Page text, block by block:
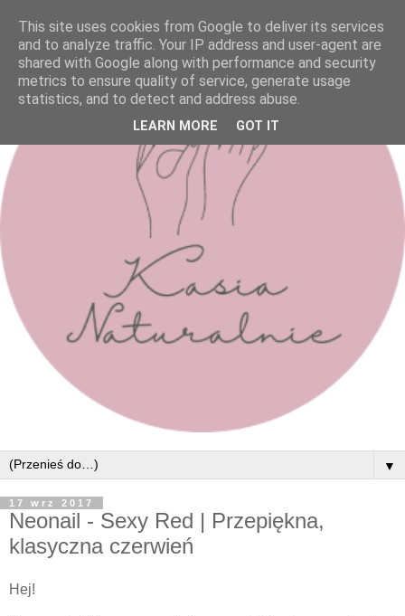
▼
17 wrz 2017
Neonail - Sexy Red | Przepiękna,
klasyczna czerwień
Hej!
This site uses cookies from Google to deliver its services
and to analyze traffic. Your IP address and user-agent are
shared with Google along with performance and security
metrics to ensure quality of service, generate usage
statistics, and to detect and address abuse.
LEARN MORE GOT IT